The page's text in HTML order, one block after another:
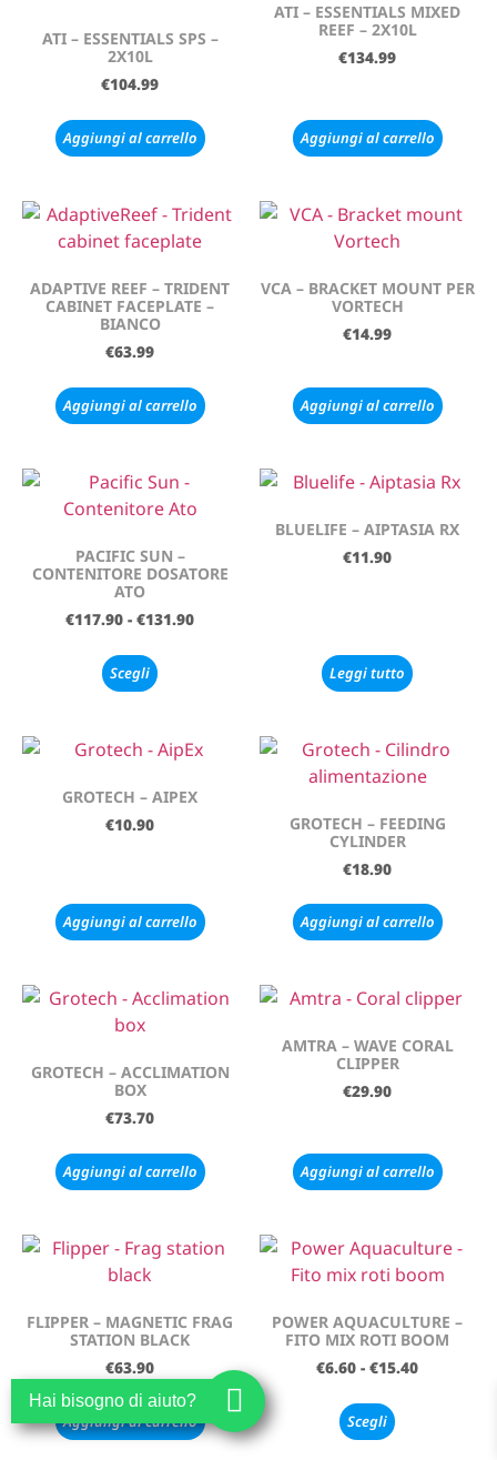
ATI – ESSENTIALS SPS –
2X10L
€104.99
Aggiungi al carrello
ATI – ESSENTIALS MIXED
REEF – 2X10L
€134.99
Aggiungi al carrello
ADAPTIVE REEF – TRIDENT
CABINET FACEPLATE –
BIANCO
€63.99
Aggiungi al carrello
VCA – BRACKET MOUNT PER
VORTECH
€14.99
Aggiungi al carrello
PACIFIC SUN –
CONTENITORE DOSATORE
ATO
€117.90 - €131.90
Scegli
BLUELIFE – AIPTASIA RX
€11.90
Leggi tutto
GROTECH – AIPEX
€10.90
Aggiungi al carrello
GROTECH – FEEDING
CYLINDER
€18.90
Aggiungi al carrello
GROTECH – ACCLIMATION
BOX
€73.70
Aggiungi al carrello
AMTRA – WAVE CORAL
CLIPPER
€29.90
Aggiungi al carrello
FLIPPER – MAGNETIC FRAG
STATION BLACK
€63.90
Aggiungi al carrello
POWER AQUACULTURE –
FITO MIX ROTI BOOM
€6.60 - €15.40
Scegli
Hai bisogno di aiuto?